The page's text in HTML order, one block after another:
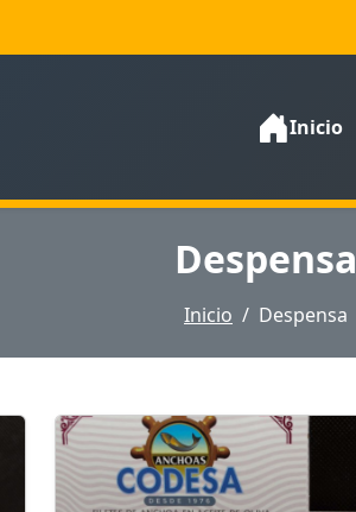
Inicio
Despensa
Inicio Despensa